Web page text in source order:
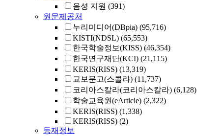
음성 지원 (391)
원문제공처
누리미디어(DBpia) (95,716)
KISTI(NDSL) (65,553)
한국학술정보(KISS) (46,354)
한국연구재단(KCI) (21,115)
KERIS(RISS) (13,319)
교보문고(스콜라) (11,737)
코리아스칼라(코리아스칼라) (6,128)
학술교육원(eArticle) (2,322)
KERIS(RISS) (1,338)
KERIS(RISS) (2)
등재정보